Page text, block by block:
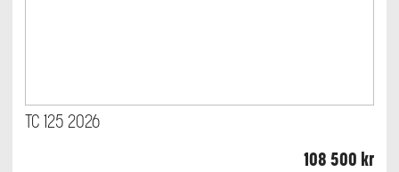
TC 125 2026
108 500 kr